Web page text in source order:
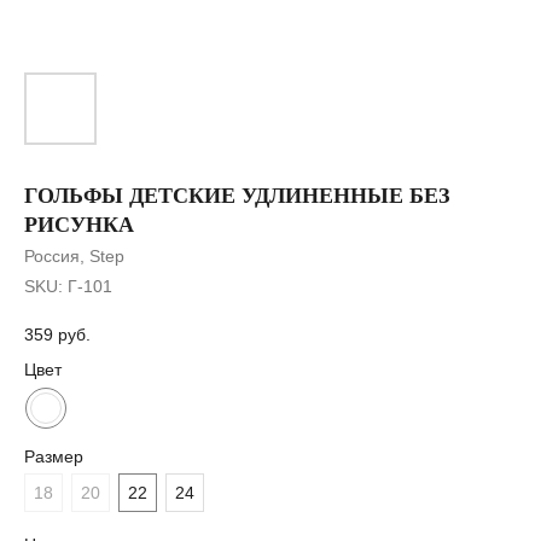
ГОЛЬФЫ ДЕТСКИЕ УДЛИНЕННЫЕ БЕЗ
РИСУНКА
Россия, Step
SKU: Г-101
359 руб.
Цвет
Размер
18
20 22 24